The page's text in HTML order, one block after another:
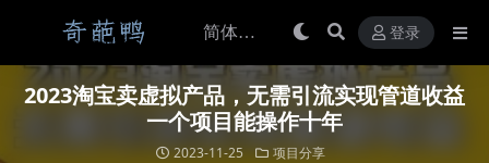
登录
2023淘宝卖虚拟产品，无需引流实现管道收益
一个项目能操作十年
2023-11-25 项目分享